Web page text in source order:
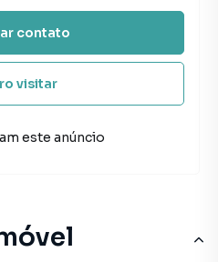
contato
visitar
este anúncio